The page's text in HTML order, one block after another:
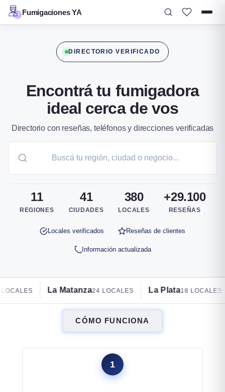
Fumigaciones YA
DIRECTORIO VERIFICADO
Encontrá tu fumigadora
ideal cerca de vos
Directorio con reseñas, teléfonos y direcciones verificadas
11
REGIONES
41
CIUDADES
380
LOCALES
+29.100
RESEÑAS
Locales verificados Reseñas de clientes
Información actualizada
24 LOCALES La Plata18 LOCALES Villa Devoto17
CÓMO FUNCIONA
1